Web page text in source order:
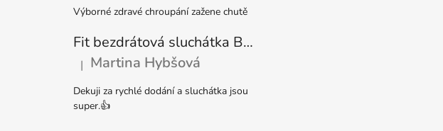
Výborné zdravé chroupání zažene chutě
Fit bezdrátová sluchátka Bílá + 20 dní do členství + seznam písniček i audioknih
Hodnocení produktu je 5 z 5 hvězdiček.
| Martina Hybšová
Dekuji za rychlé dodání a sluchátka jsou
super.👍